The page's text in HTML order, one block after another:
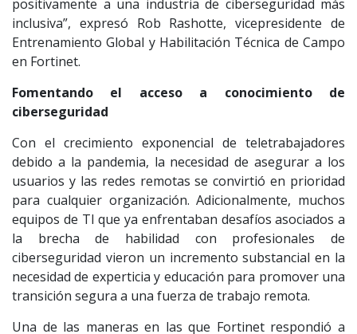
positivamente a una industria de ciberseguridad más
inclusiva”, expresó Rob Rashotte, vicepresidente de
Entrenamiento Global y Habilitación Técnica de Campo
en Fortinet.
Fomentando el acceso a conocimiento de
ciberseguridad
Con el crecimiento exponencial de teletrabajadores
debido a la pandemia, la necesidad de asegurar a los
usuarios y las redes remotas se convirtió en prioridad
para cualquier organización. Adicionalmente, muchos
equipos de TI que ya enfrentaban desafíos asociados a
la brecha de habilidad con profesionales de
ciberseguridad vieron un incremento substancial en la
necesidad de experticia y educación para promover una
transición segura a una fuerza de trabajo remota.
Una de las maneras en las que Fortinet respondió a